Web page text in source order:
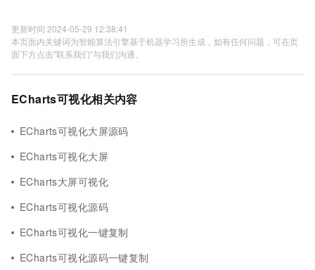
更新时间 2024-05-29 12:38:41
本页面内关键词为智能算法引擎基于机器学习所生成，如有任何问题，可在页
面下方点击"联系我们"与我们沟通。
ECharts可视化相关内容
ECharts可视化大屏源码
ECharts可视化大屏
ECharts大屏可视化
ECharts可视化源码
ECharts可视化一键复制
ECharts可视化源码一键复制